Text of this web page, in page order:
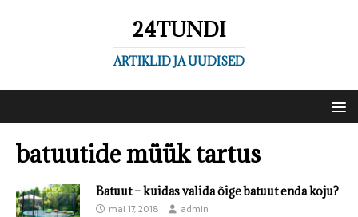
24TUNDI
ARTIKLID JA UUDISED
batuutide müük tartus
Batuut – kuidas valida õige batuut enda koju?
mai 17, 2018 admin